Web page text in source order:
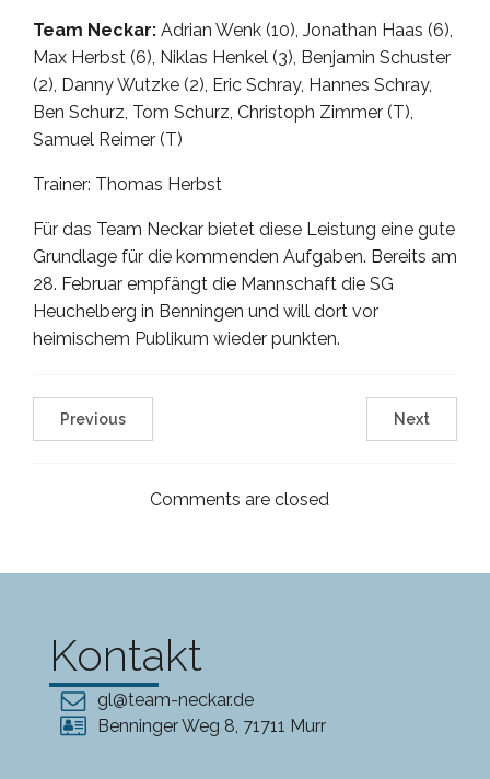
Team Neckar: Adrian Wenk (10), Jonathan Haas (6),
Max Herbst (6), Niklas Henkel (3), Benjamin Schuster
(2), Danny Wutzke (2), Eric Schray, Hannes Schray,
Ben Schurz, Tom Schurz, Christoph Zimmer (T),
Samuel Reimer (T)
Trainer: Thomas Herbst
Für das Team Neckar bietet diese Leistung eine gute
Grundlage für die kommenden Aufgaben. Bereits am
28. Februar empfängt die Mannschaft die SG
Heuchelberg in Benningen und will dort vor
heimischem Publikum wieder punkten.
Previous Next
Comments are closed
Kontakt
gl@team-neckar.de
Benninger Weg 8, 71711 Murr